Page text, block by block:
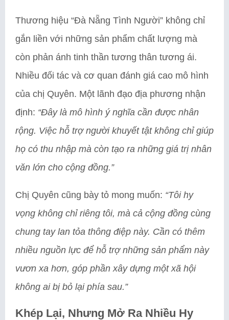
Thương hiệu “Đà Nẵng Tình Người” không chỉ
gắn liền với những sản phẩm chất lượng mà
còn phản ánh tinh thần tương thân tương ái.
Nhiều đối tác và cơ quan đánh giá cao mô hình
của chị Quyên. Một lãnh đạo địa phương nhận
định: “Đây là mô hình ý nghĩa cần được nhân
rộng. Việc hỗ trợ người khuyết tật không chỉ giúp
họ có thu nhập mà còn tạo ra những giá trị nhân
văn lớn cho cộng đồng.”
Chị Quyên cũng bày tỏ mong muốn: “Tôi hy
vọng không chỉ riêng tôi, mà cả cộng đồng cùng
chung tay lan tỏa thông điệp này. Cần có thêm
nhiều nguồn lực để hỗ trợ những sản phẩm này
vươn xa hơn, góp phần xây dựng một xã hội
không ai bị bỏ lại phía sau.”
Khép Lại, Nhưng Mở Ra Nhiều Hy